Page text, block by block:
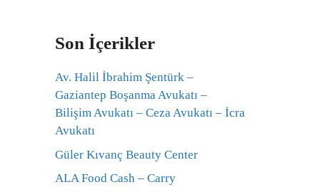
Son İçerikler
Av. Halil İbrahim Şentürk –
Gaziantep Boşanma Avukatı –
Bilişim Avukatı – Ceza Avukatı – İcra
Avukatı
Güler Kıvanç Beauty Center
ALA Food Cash – Carry